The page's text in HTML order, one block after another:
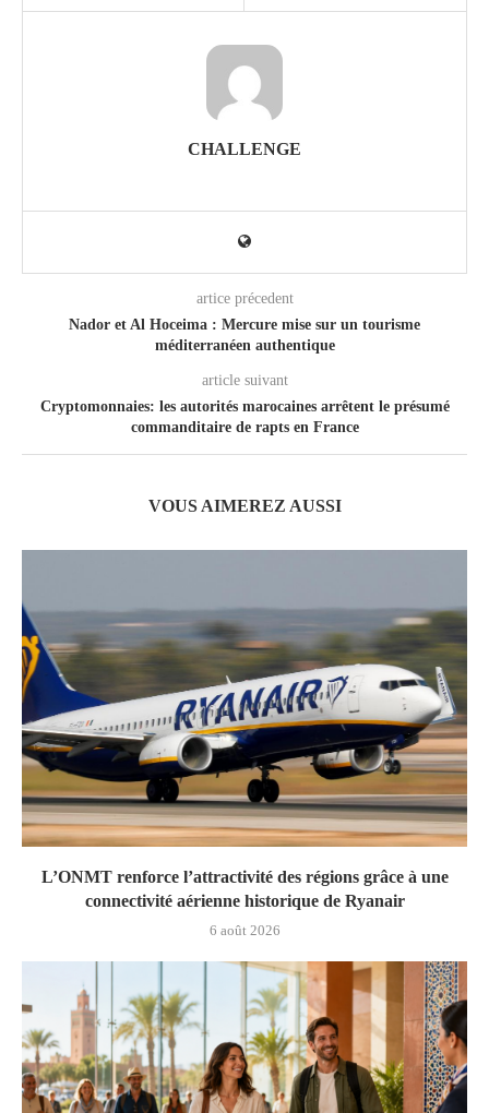
CHALLENGE
artice précedent
Nador et Al Hoceima : Mercure mise sur un tourisme
méditerranéen authentique
article suivant
Cryptomonnaies: les autorités marocaines arrêtent le présumé
commanditaire de rapts en France
VOUS AIMEREZ AUSSI
L’ONMT renforce l’attractivité des régions grâce à une
connectivité aérienne historique de Ryanair
6 août 2026